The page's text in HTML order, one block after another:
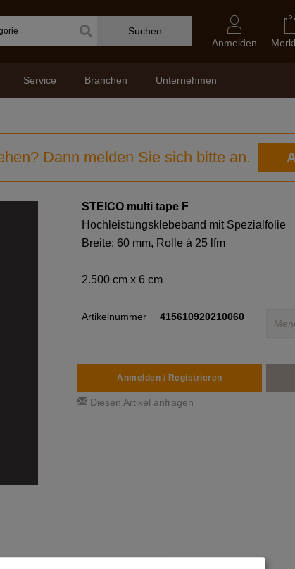
Suchen
Anmelden
Unternehmen
Branchen
Service
Dann melden Sie sich bitte an.
STEICO multi tape F
Hochleistungsklebeband mit Spezialfolie
Breite: 60 mm, Rolle á 25 lfm
2.500 cm x 6 cm
Artikelnummer 415610920210060
Anmelden / Registrieren
Diesen Artikel anfragen